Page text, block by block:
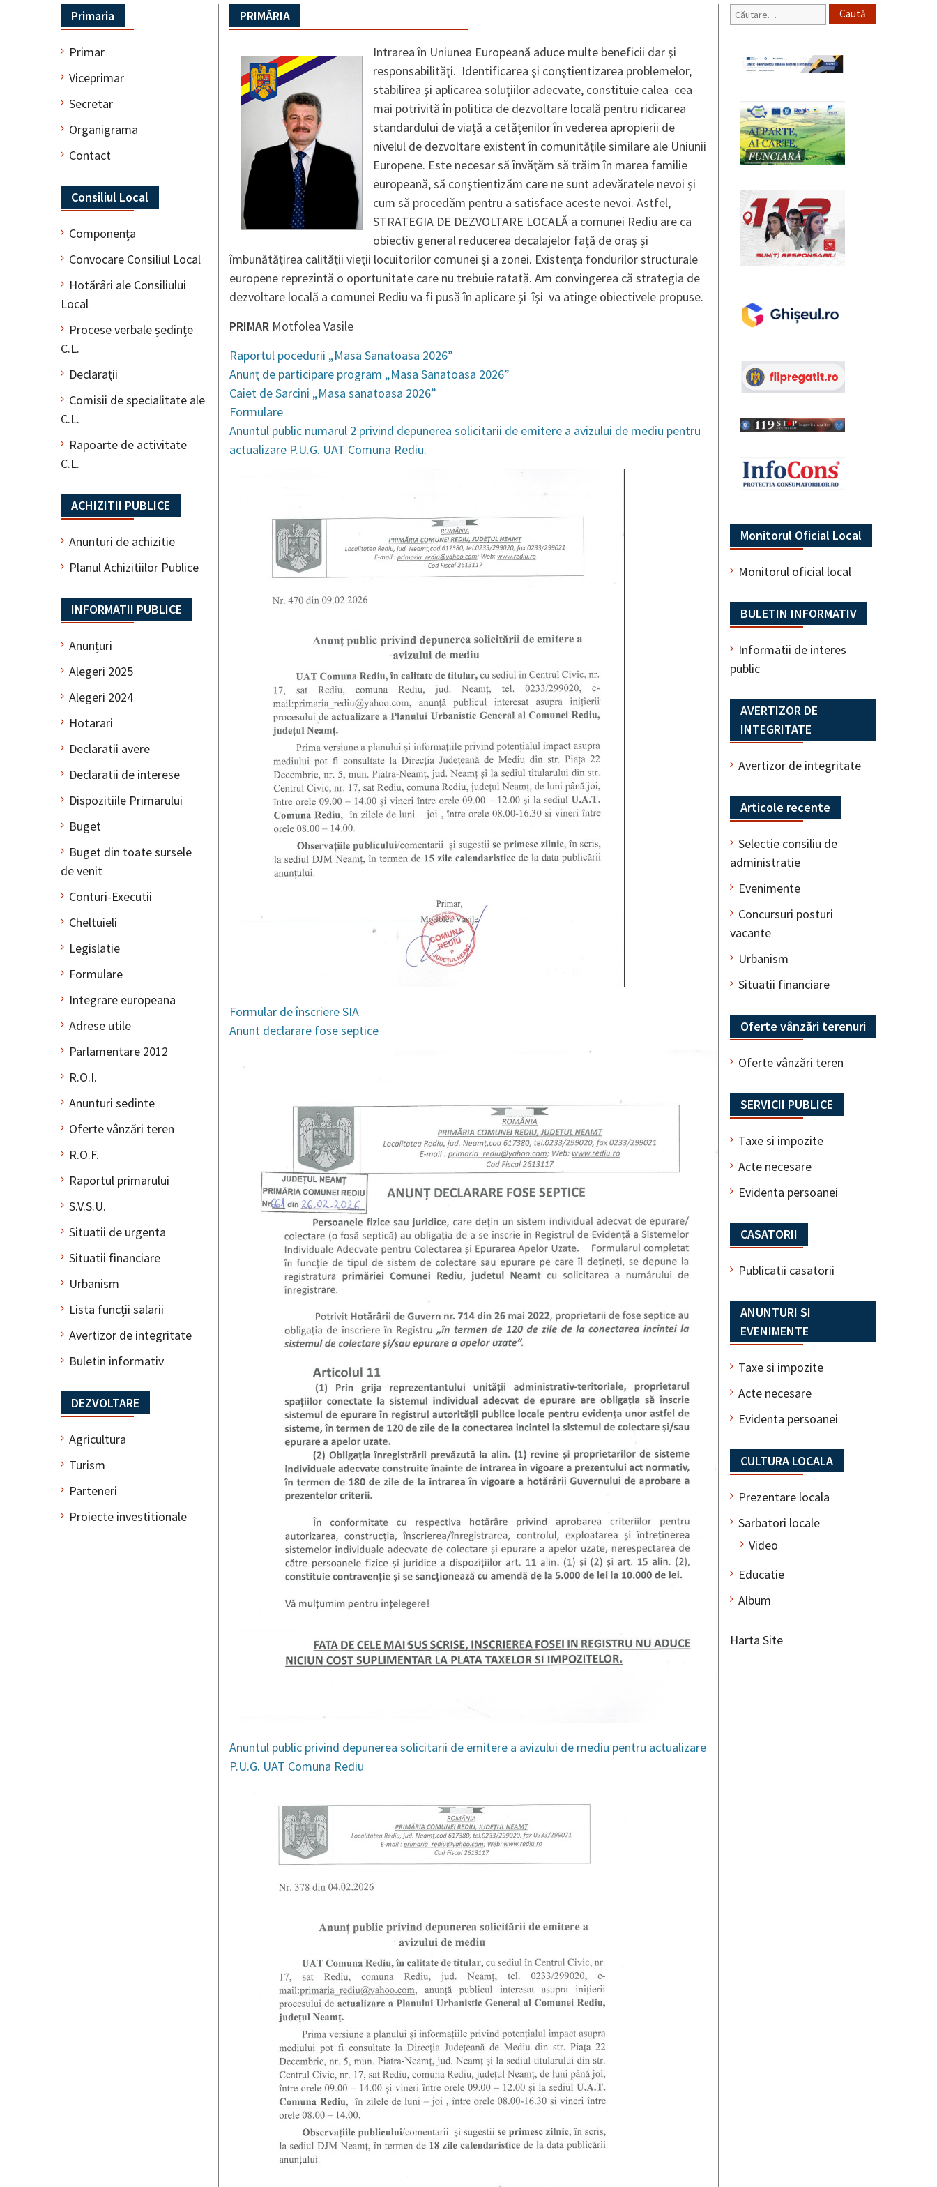
PRIMĂRIA
Intrarea în Uniunea Europeană aduce multe beneficii dar şi
responsabilităţi. Identificarea şi conştientizarea problemelor,
stabilirea şi aplicarea soluţiilor adecvate, constituie calea cea
mai potrivită în politica de dezvoltare locală pentru ridicarea
standardului de viaţă a cetăţenilor în vederea apropierii de
nivelul de dezvoltare existent în comunităţile similare ale Uniunii
Europene. Este necesar să învăţăm să trăim în marea familie
europeană, să conştientizăm care ne sunt adevăratele nevoi şi
cum să procedăm pentru a satisface aceste nevoi. Astfel,
STRATEGIA DE DEZVOLTARE LOCALĂ a comunei Rediu are ca
obiectiv general reducerea decalajelor faţă de oraş şi
îmbunătăţirea calităţii vieţii locuitorilor comunei şi a zonei. Existenţa fondurilor structurale
europene reprezintă o oportunitate care nu trebuie ratată. Am convingerea că strategia de
dezvoltare locală a comunei Rediu va fi pusă în aplicare şi îşi va atinge obiectivele propuse.
PRIMAR Motfolea Vasile
Raportul pocedurii „Masa Sanatoasa 2026”
Anunț de participare program „Masa Sanatoasa 2026”
Caiet de Sarcini „Masa sanatoasa 2026”
Formulare
Anuntul public numarul 2 privind depunerea solicitarii de emitere a avizului de mediu pentru
actualizare P.U.G. UAT Comuna Rediu.
Formular de înscriere SIA
Anunt declarare fose septice
Anuntul public privind depunerea solicitarii de emitere a avizului de mediu pentru actualizare
P.U.G. UAT Comuna Rediu
Caută
Monitorul Oficial Local
Monitorul oficial local
BULETIN INFORMATIV
Informatii de interes
public
AVERTIZOR DE
INTEGRITATE
Avertizor de integritate
Articole recente
Selectie consiliu de
administratie
Evenimente
Concursuri posturi
vacante
Urbanism
Situatii financiare
Oferte vânzări terenuri
Oferte vânzări teren
SERVICII PUBLICE
Taxe si impozite
Acte necesare
Evidenta persoanei
CASATORII
Publicatii casatorii
ANUNTURI SI
EVENIMENTE
Taxe si impozite
Acte necesare
Evidenta persoanei
CULTURA LOCALA
Prezentare locala
Sarbatori locale
Video
Educatie
Album
Harta Site
Primaria
Primar
Viceprimar
Secretar
Organigrama
Contact
Consiliul Local
Componența
Convocare Consiliul Local
Hotărâri ale Consiliului
Local
Procese verbale ședințe
C.L.
Declarații
Comisii de specialitate ale
C.L.
Rapoarte de activitate
C.L.
ACHIZITII PUBLICE
Anunturi de achizitie
Planul Achizitiilor Publice
INFORMATII PUBLICE
Anunțuri
Alegeri 2025
Alegeri 2024
Hotarari
Declaratii avere
Declaratii de interese
Dispozitiile Primarului
Buget
Buget din toate sursele
de venit
Conturi-Executii
Cheltuieli
Legislatie
Formulare
Integrare europeana
Adrese utile
Parlamentare 2012
R.O.I.
Anunturi sedinte
Oferte vânzări teren
R.O.F.
Raportul primarului
S.V.S.U.
Situatii de urgenta
Situatii financiare
Urbanism
Lista funcții salarii
Avertizor de integritate
Buletin informativ
DEZVOLTARE
Agricultura
Turism
Parteneri
Proiecte investitionale